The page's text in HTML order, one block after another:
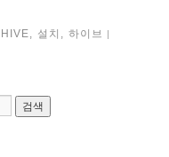
HIVE, 설치 , 하이브 |